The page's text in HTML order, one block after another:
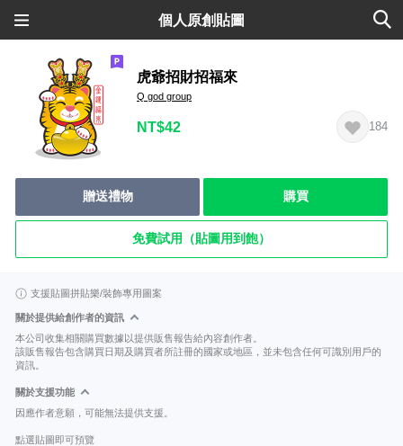
個人原創貼圖
虎爺招財招福來
Q god group
NT$42 184
贈送禮物 購買
免費試用（貼圖用到飽）
支援貼圖拼貼樂/裝飾專用圖案
關於提供給創作者的資訊
本公司收集相關購買數據以提供販售報告給內容創作者。
該販售報告包含購買日期及購買者所註冊的國家或地區，並未包含任何可識別用戶的
資訊。
關於支援功能
因應作者意願，可能無法提供支援。
點選貼圖即可預覽